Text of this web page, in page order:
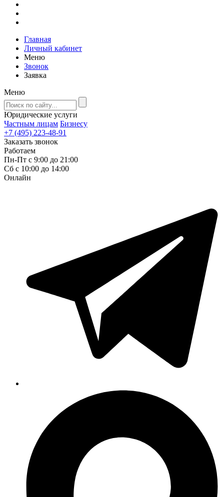
Главная
Личный кабинет
Меню
Звонок
Заявка
Меню
Юридические услуги
Частным лицам Бизнесу
+7 (495) 223-48-91
Заказать звонок
Работаем
Пн-Пт с 9:00 до 21:00
Сб с 10:00 до 14:00
Онлайн